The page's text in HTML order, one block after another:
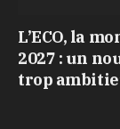
L’ECO, la
2027 : un
trop